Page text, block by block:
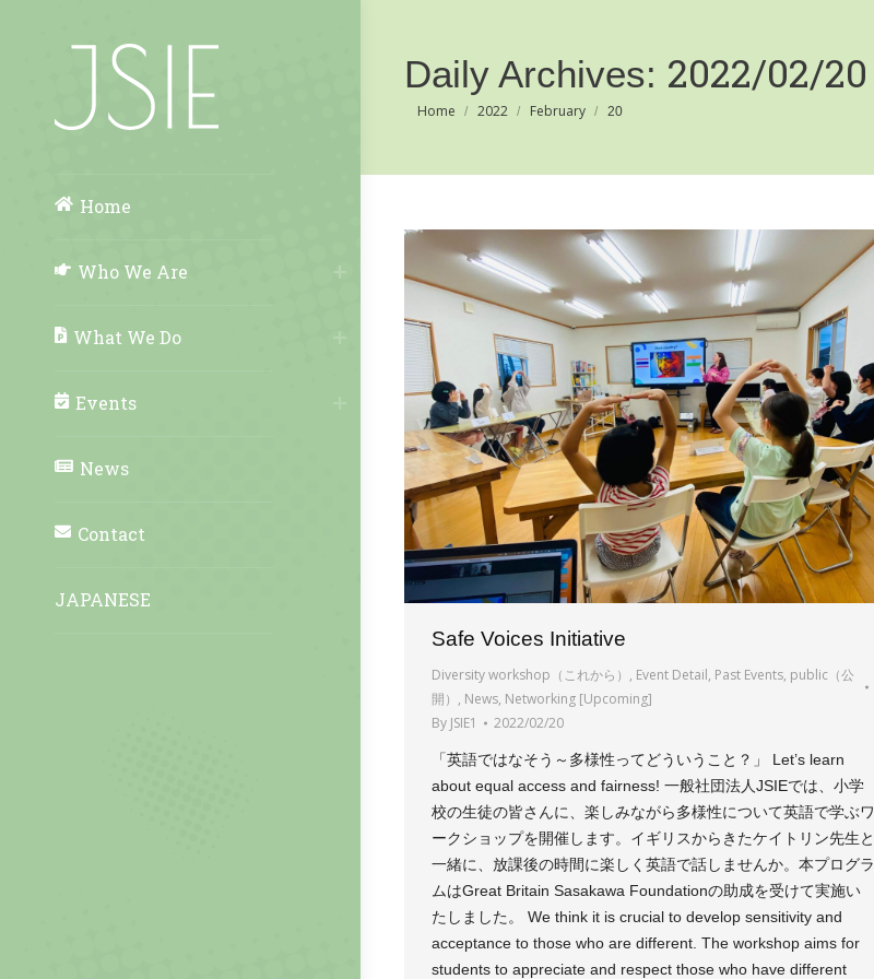
Home
Who We Are
What We Do
Events
News
Contact
JAPANESE
Daily Archives: 2022/02/20
You are here:
Home 2022 February 20
Safe Voices Initiative
Diversity workshop（これから） , Event Detail, Past Events, public（公
開） , News, Networking [Upcoming]
By JSIE1 2022/02/20
「英語ではなそう～多様性ってどういうこと？」 Let’s learn
about equal access and fairness! 一般社団法人JSIEでは、小学
校の生徒の皆さんに、楽しみながら多様性について英語で学ぶワ
ークショップを開催します。イギリスからきたケイトリン先生と
一緒に、放課後の時間に楽しく英語で話しませんか。本プログラ
ムはGreat Britain Sasakawa Foundationの助成を受けて実施い
たしました。 We think it is crucial to develop sensitivity and
acceptance to those who are different. The workshop aims for
students to appreciate and respect those who have different